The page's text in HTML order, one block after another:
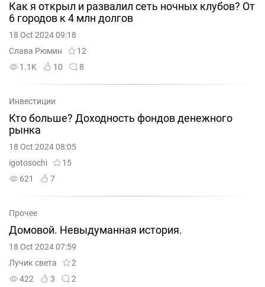
Как я открыл и развалил сеть ночных клубов? От
6 городов к 4 млн долгов
18 Oct 2024 09:18
Слава Рюмин
12
1.1K
10 8
Инвестиции
Кто больше? Доходность фондов денежного
рынка
18 Oct 2024 08:05
igotosochi
15
621
7
Прочее
Домовой. Невыдуманная история.
18 Oct 2024 07:59
Лучик света
2
422
3 2